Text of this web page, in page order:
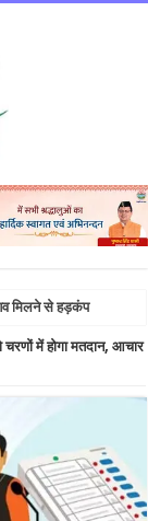
मिलने से हड़कंप
में होगा मतदान, आचार